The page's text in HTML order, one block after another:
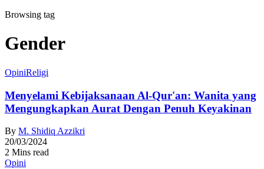
Browsing tag
Gender
OpiniReligi
Menyelami Kebijaksanaan Al-Qur'an: Wanita yang
Mengungkapkan Aurat Dengan Penuh Keyakinan
By M. Shidiq Azzikri
20/03/2024
2 Mins read
Opini